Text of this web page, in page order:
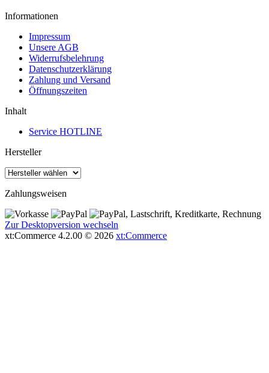
Informationen
Impressum
Unsere AGB
Widerrufsbelehrung
Datenschutzerklärung
Zahlung und Versand
Öffnungszeiten
Inhalt
Service HOTLINE
Hersteller
Zahlungsweisen
Zur Desktopversion wechseln
xt:Commerce 4.2.00 © 2026 xt:Commerce